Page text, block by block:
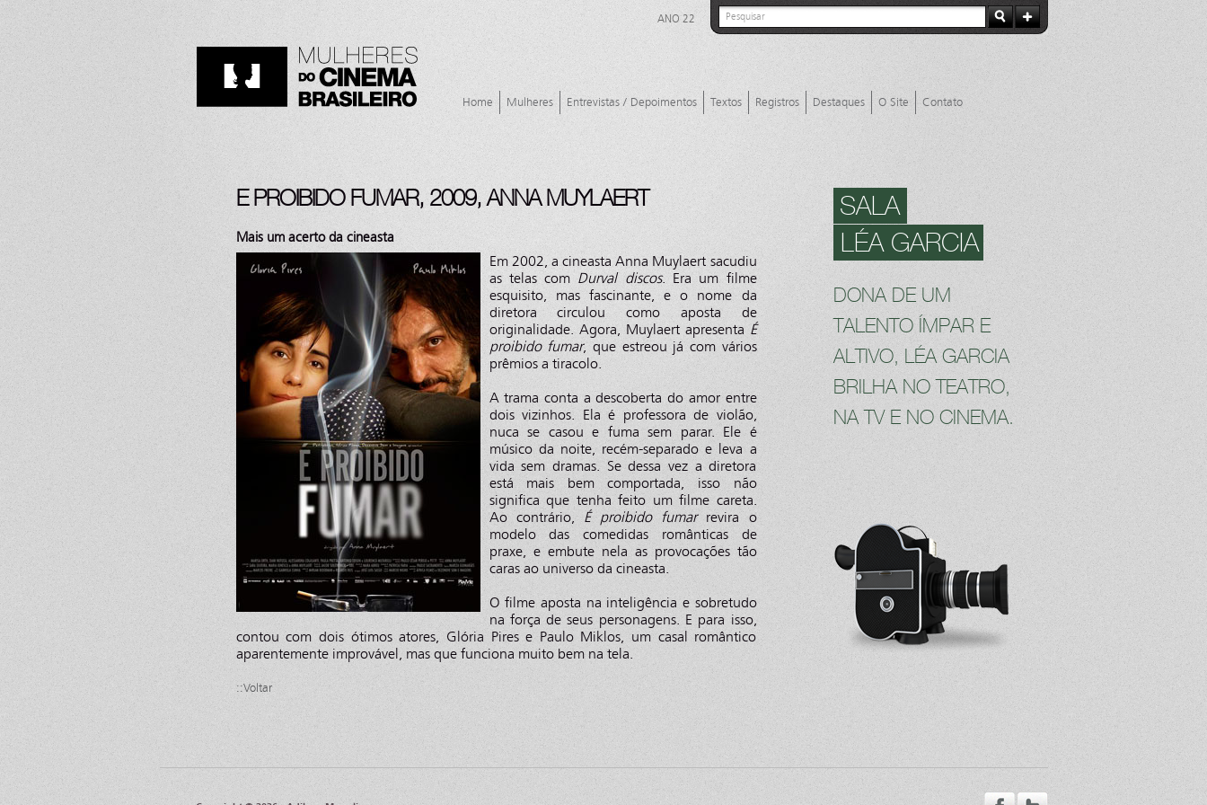
ANO 22
Home Mulheres Entrevistas / Depoimentos Textos Registros Destaques O Site Contato
E PROIBIDO FUMAR, 2009, ANNA MUYLAERT
Mais um acerto da cineasta
Em 2002, a cineasta Anna Muylaert sacudiu
as telas com Durval discos. Era um filme
esquisito, mas fascinante, e o nome da
diretora circulou como aposta de
originalidade. Agora, Muylaert apresenta É
proibido fumar, que estreou já com vários
prêmios a tiracolo.
A trama conta a descoberta do amor entre
dois vizinhos. Ela é professora de violão,
nuca se casou e fuma sem parar. Ele é
músico da noite, recém-separado e leva a
vida sem dramas. Se dessa vez a diretora
está mais bem comportada, isso não
significa que tenha feito um filme careta.
Ao contrário, É proibido fumarrevira o
modelo das comedidas românticas de
praxe, e embute nela as provocações tão
caras ao universo da cineasta.
O filme aposta na inteligência e sobretudo
na força de seus personagens. E para isso,
contou com dois ótimos atores, Glória Pires e Paulo Miklos, um casal romântico
aparentemente improvável, mas que funciona muito bem na tela.
::Voltar
SALA
LÉA GARCIA
DONA DE UM
TALENTO ÍMPAR E
ALTIVO, LÉA GARCIA
BRILHA NO TEATRO,
NA TV E NO CINEMA.